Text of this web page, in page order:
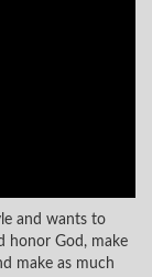
and wants to
honor God, make
make as much